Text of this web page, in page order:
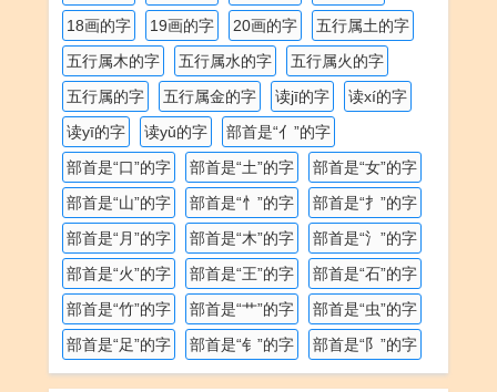
18画的字
19画的字 20画的字
五行属土的字
五行属木的字
五行属水的字
五行属火的字
五行属的字
五行属金的字 读jī的字
读xí的字
读yī的字
读yǔ的字
部首是“亻”的字
部首是“口”的字
部首是“土”的字
部首是“女”的字
部首是“山”的字
部首是“忄”的字
部首是“扌”的字
部首是“月”的字
部首是“木”的字
部首是“氵”的字
部首是“火”的字
部首是“王”的字
部首是“石”的字
部首是“竹”的字
部首是“艹”的字
部首是“虫”的字
部首是“足”的字
部首是“钅”的字 部首是“阝”的字